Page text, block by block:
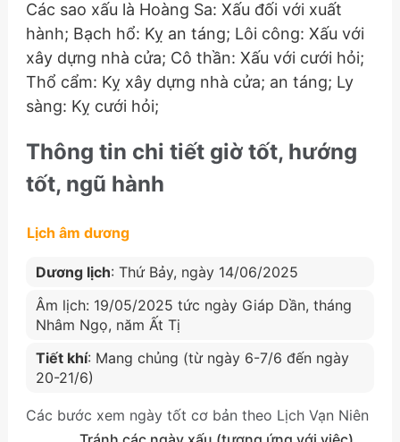
Các sao xấu là Hoàng Sa: Xấu đối với xuất
hành; Bạch hổ: Kỵ an táng; Lôi công: Xấu với
xây dựng nhà cửa; Cô thần: Xấu với cưới hỏi;
Thổ cẩm: Kỵ xây dựng nhà cửa; an táng; Ly
sàng: Kỵ cưới hỏi;
Thông tin chi tiết giờ tốt, hướng
tốt, ngũ hành
Lịch âm dương
Dương lịch: Thứ Bảy, ngày 14/06/2025
Âm lịch: 19/05/2025 tức ngày Giáp Dần, tháng
Nhâm Ngọ, năm Ất Tị
Tiết khí: Mang chủng (từ ngày 6-7/6 đến ngày
20-21/6)
Các bước xem ngày tốt cơ bản theo Lịch Vạn Niên